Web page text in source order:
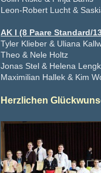
Leon-Robert Lucht &
AK I (8 Paare Standard/
Tyler Klieber & Uliana
Theo & Nele
Jonas Stel &
Maximilian
Herzlichen